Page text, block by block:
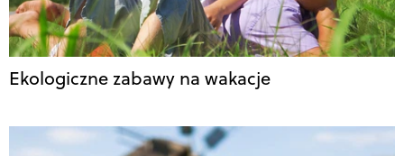
Ekologiczne zabawy na wakacje